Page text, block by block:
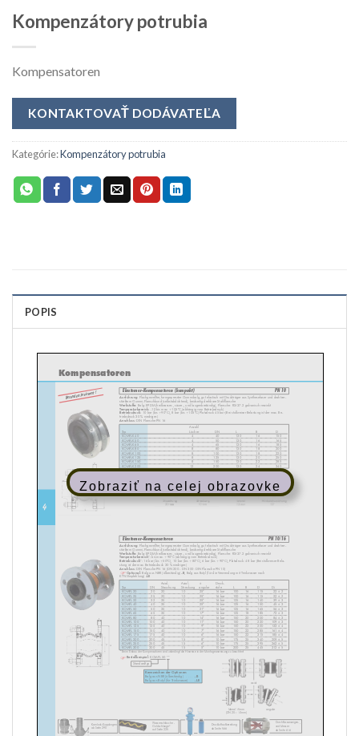
Kompenzátory potrubia
Kompensatoren
KONTAKTOVAŤ DODÁVATEĽA
Kategórie:Kompenzátory potrubia
POPIS
Zobraziť na celej obrazovke